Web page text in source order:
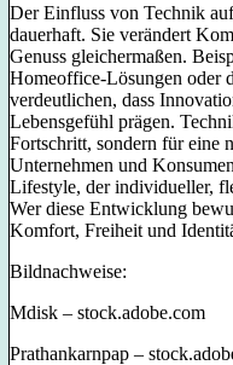
Der Einfluss von Technik
dauerhaft. Sie verändert
Genuss gleichermaßen.
Homeoffice-Lösungen oder
verdeutlichen, dass
Lebensgefühl prägen.
Fortschritt, sondern für eine
Unternehmen und
Lifestyle, der individueller,
Wer diese Entwicklung
Komfort, Freiheit und
Bildnachweise:
Mdisk – stock.adobe.com
Prathankarnpap –